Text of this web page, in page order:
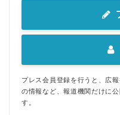
プレス会員登録を行うと、広
の情報など、報道機関だけに
す。